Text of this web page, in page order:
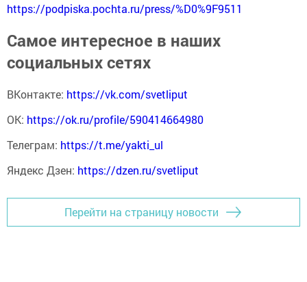
https://podpiska.pochta.ru/press/%D0%9F9511
Самое интересное в наших
социальных сетях
ВКонтакте: https://vk.com/svetliput
ОК: https://ok.ru/profile/590414664980
Телеграм: https://t.me/yakti_ul
Яндекс Дзен: https://dzen.ru/svetliput
Перейти на страницу новости